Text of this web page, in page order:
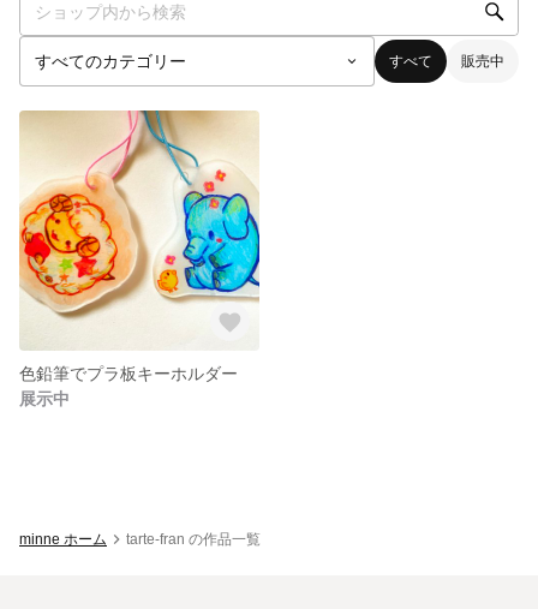
すべて 販売中
色鉛筆でプラ板キーホルダー
展示中
minne ホーム tarte-fran の作品一覧